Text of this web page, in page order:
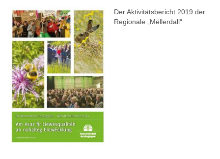
Der Aktivitätsbericht 2019 der
Regionale „Mëllerdall“